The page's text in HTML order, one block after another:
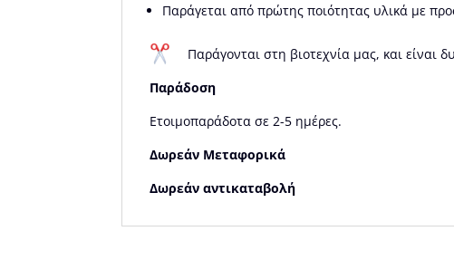
Παράγεται από πρώτης ποιότητας υλικά με
Παράγονται στη βιοτεχνία μας, και
Παράδοση
Ετοιμοπαράδοτα σε 2-5 ημέρες.
Δωρεάν Μεταφορικά
Δωρεάν αντικαταβολή